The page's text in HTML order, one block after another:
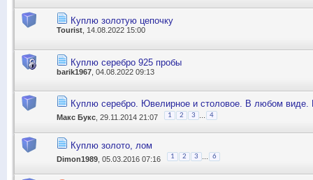
Куплю золотую цепочку
Tourist , 14.08.2022 15:00
Куплю серебро 925 пробы
barik1967 , 04.08.2022 09:13
Куплю серебро. Ювелирное и столовое. В любом виде.
Макс Букс , 29.11.2014 21:07 1 2 3 4
Куплю золото, лом
Dimon1989 , 05.03.2016 07:16 1 2 3 6